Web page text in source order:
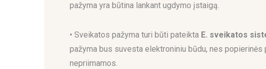
pažyma yra būtina lankant ugdymo įstaigą.
• Sveikatos pažyma turi būti pateikta E. sveikatos
pažyma bus suvesta elektroniniu būdu, nes
nepriimamos.